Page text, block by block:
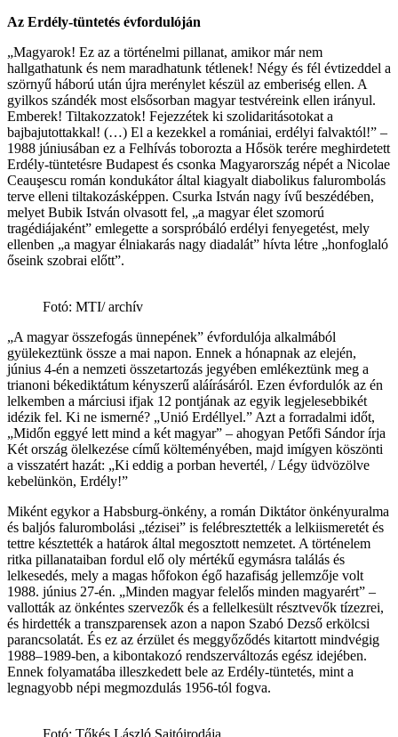
Az Erdély-tüntetés évfordulóján
„Magyarok! Ez az a történelmi pillanat, amikor már nem
hallgathatunk és nem maradhatunk tétlenek! Négy és fél évtizeddel a
szörnyű háború után újra merénylet készül az emberiség ellen. A
gyilkos szándék most elsősorban magyar testvéreink ellen irányul.
Emberek! Tiltakozzatok! Fejezzétek ki szolidaritásotokat a
bajbajutottakkal! (…) El a kezekkel a romániai, erdélyi falvaktól!” –
1988 júniusában ez a Felhívás toborozta a Hősök terére meghirdetett
Erdély-tüntetésre Budapest és csonka Magyarország népét a Nicolae
Ceauşescu román kondukátor által kiagyalt diabolikus falurombolás
terve elleni tiltakozásképpen. Csurka István nagy ívű beszédében,
melyet Bubik István olvasott fel, „a magyar élet szomorú
tragédiájaként” emlegette a sorspróbáló erdélyi fenyegetést, mely
ellenben „a magyar élniakarás nagy diadalát” hívta létre „honfoglaló
őseink szobrai előtt”.
Fotó: MTI/ archív
„A magyar összefogás ünnepének” évfordulója alkalmából
gyülekeztünk össze a mai napon. Ennek a hónapnak az elején,
június 4-én a nemzeti összetartozás jegyében emlékeztünk meg a
trianoni békediktátum kényszerű aláírásáról. Ezen évfordulók az én
lelkemben a márciusi ifjak 12 pontjának az egyik legjelesebbikét
idézik fel. Ki ne ismerné? „Unió Erdéllyel.” Azt a forradalmi időt,
„Midőn eggyé lett mind a két magyar” – ahogyan Petőfi Sándor írja
Két ország ölelkezése című költeményében, majd imígyen köszönti
a visszatért hazát: „Ki eddig a porban hevertél, / Légy üdvözölve
kebelünkön, Erdély!”
Miként egykor a Habsburg-önkény, a román Diktátor önkényuralma
és baljós falurombolási „tézisei” is felébresztették a lelkiismeretét és
tettre késztették a határok által megosztott nemzetet. A történelem
ritka pillanataiban fordul elő oly mértékű egymásra találás és
lelkesedés, mely a magas hőfokon égő hazafiság jellemzője volt
1988. június 27-én. „Minden magyar felelős minden magyarért” –
vallották az önkéntes szervezők és a fellelkesült résztvevők tízezrei,
és hirdették a transzparensek azon a napon Szabó Dezső erkölcsi
parancsolatát. És ez az érzület és meggyőződés kitartott mindvégig
1988–1989-ben, a kibontakozó rendszerváltozás egész idejében.
Ennek folyamatába illeszkedett bele az Erdély-tüntetés, mint a
legnagyobb népi megmozdulás 1956-tól fogva.
Fotó: Tőkés László Sajtóirodája